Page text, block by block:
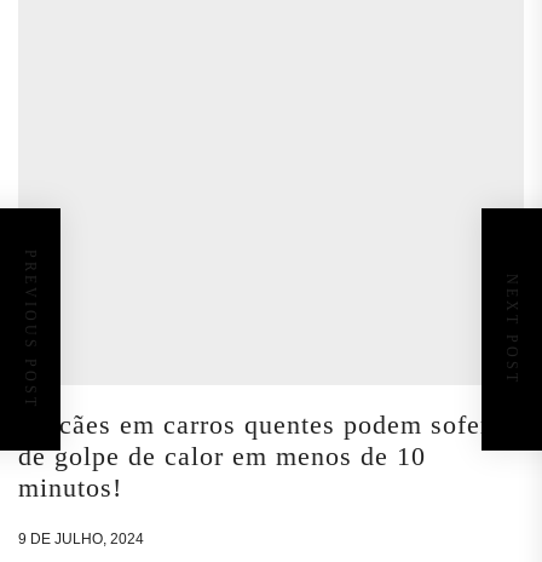
PREVIOUS POST NEXT POST
Os cães em carros quentes podem sofer
de golpe de calor em menos de 10
minutos!
9 DE JULHO, 2024